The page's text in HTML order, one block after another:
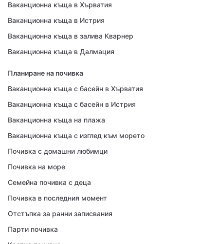
Ваканционна къща в Хърватия
Ваканционна къща в Истрия
Ваканционна къща в залива Кварнер
Ваканционна къща в Далмация
Планиране на почивка
Ваканционна къща с басейн в Хърватия
Ваканционна къща с басейн в Истрия
Ваканционна къща на плажа
Ваканционна къща с изглед към морето
Почивка с домашни любимци
Почивка на море
Семейна почивка с деца
Почивка в последния момент
Отстъпка за ранни записвания
Парти почивка